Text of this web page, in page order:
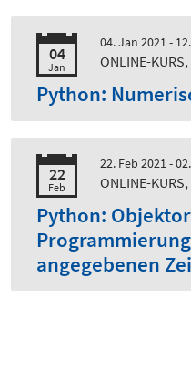
04
Jan
04. Jan 2021 -
ONLINE-
Python:
22
Feb
22. Feb 2021 -
ONLINE-
Python:
angegebenen